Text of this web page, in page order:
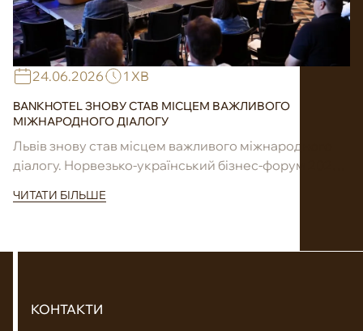
24.06.2026 1 ХВ
BANKHOTEL ЗНОВУ СТАВ МІСЦЕМ ВАЖЛИВОГО
МІЖНАРОДНОГО ДІАЛОГУ
Львів знову став місцем важливого міжнародного
діалогу. Норвезько-український бізнес-форум 2026
інвестиційних спільнот, державних інституцій та ...
ЧИТАТИ БІЛЬШЕ
КОНТАКТИ